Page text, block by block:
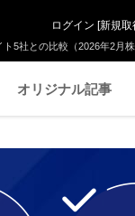
5社との比較（2026年2月株
ログイン [新規取
オリジナル記事